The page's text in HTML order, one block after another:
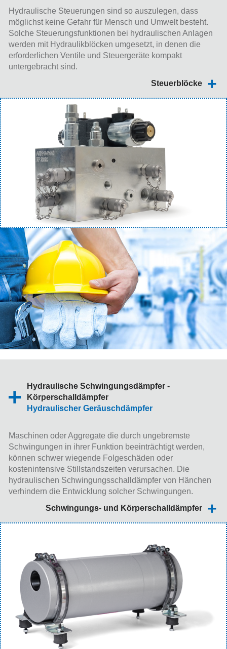
Hydraulische Steuerungen sind so auszulegen, dass
möglichst keine Gefahr für Mensch und Umwelt besteht.
Solche Steuerungsfunktionen bei hydraulischen Anlagen
werden mit Hydraulikblöcken umgesetzt, in denen die
erforderlichen Ventile und Steuergeräte kompakt
untergebracht sind.
Steuerblöcke
Hydraulische Schwingungsdämpfer -
Körperschalldämpfer
Hydraulischer Geräuschdämpfer
Maschinen oder Aggregate die durch ungebremste
Schwingungen in ihrer Funktion beeinträchtigt werden,
können schwer wiegende Folgeschäden oder
kostenintensive Stillstandszeiten verursachen. Die
hydraulischen Schwingungsschalldämpfer von Hänchen
verhindern die Entwicklung solcher Schwingungen.
Schwingungs- und Körperschalldämpfer